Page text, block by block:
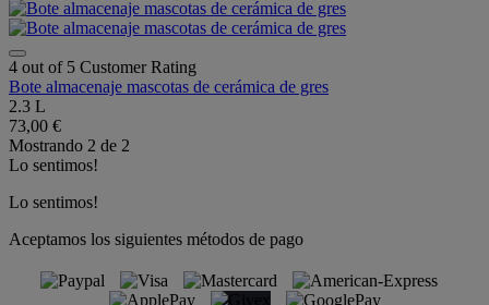
4 out of 5 Customer Rating
Bote almacenaje mascotas de cerámica de gres
2.3 L
73,00 €
Mostrando 2 de 2
Lo sentimos!
Lo sentimos!
Aceptamos los siguientes métodos de pago